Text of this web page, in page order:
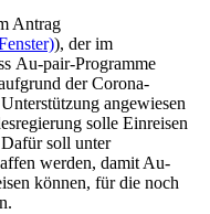
Antrag
), der im
Au-pair-Programme
der Corona-
angewiesen
solle Einreisen
soll unter
werden, damitAu-
können, für die noch